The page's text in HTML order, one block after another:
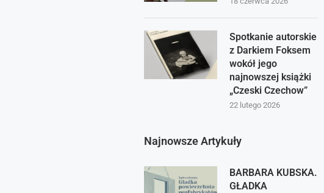
Spotkanie autorskie
z Darkiem Foksem
wokół jego
najnowszej książki
„Czeski Czechow”
22 lutego 2026
Najnowsze Artykuły
BARBARA KUBSKA.
GŁADKA